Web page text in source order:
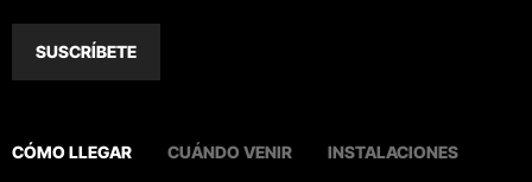
SUSCRÍBETE
CÓMO LLEGAR CUÁNDO VENIR INSTALACIONES